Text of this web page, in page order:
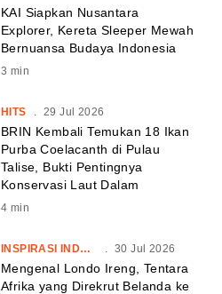
KAI Siapkan Nusantara
Explorer, Kereta Sleeper Mewah
Bernuansa Budaya Indonesia
3 min
HITS 29 Jul 2026
BRIN Kembali Temukan 18 Ikan
Purba Coelacanth di Pulau
Talise, Bukti Pentingnya
Konservasi Laut Dalam
4 min
INSPIRASI INDONESIA 30 Jul 2026
Mengenal Londo Ireng, Tentara
Afrika yang Direkrut Belanda ke